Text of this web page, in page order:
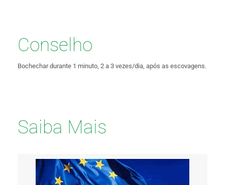
Conselho
Bochechar durante 1 minuto, 2 a 3 vezes/dia, após as escovagens.
Saiba Mais